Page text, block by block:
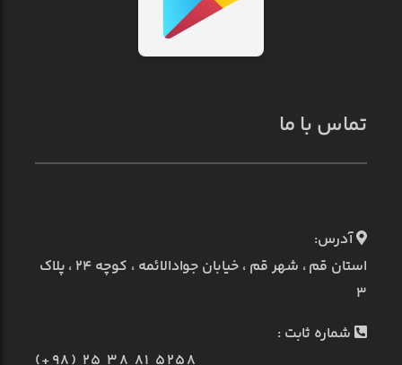
تماس با ما
آدرس:
استان قم ، شهر قم ، خیابان جوادالائمه ، کوچه ۲۴ ، پلاک
۳
شماره ثابت :